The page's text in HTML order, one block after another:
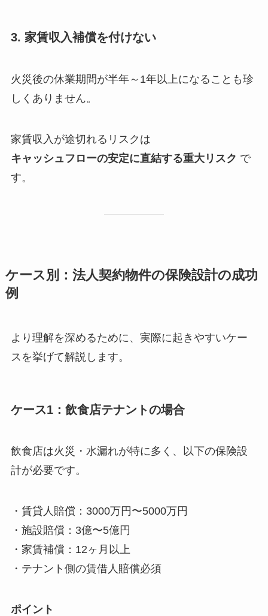
3. 家賃収入補償を付けない
火災後の休業期間が半年～1年以上になることも珍
しくありません。
家賃収入が途切れるリスクは
キャッシュフローの安定に直結する重大リスク で
す。
ケース別：法人契約物件の保険設計の成功
例
より理解を深めるために、実際に起きやすいケー
スを挙げて解説します。
ケース1：飲食店テナントの場合
飲食店は火災・水漏れが特に多く、以下の保険設
計が必要です。
・賃貸人賠償：3000万円〜5000万円
・施設賠償：3億〜5億円
・家賃補償：12ヶ月以上
・テナント側の賃借人賠償必須
ポイント